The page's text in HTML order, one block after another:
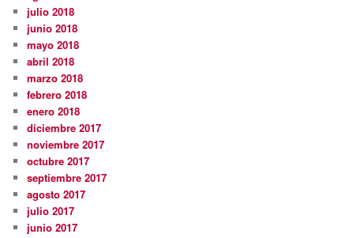
julio 2018
junio 2018
mayo 2018
abril 2018
marzo 2018
febrero 2018
enero 2018
diciembre 2017
noviembre 2017
octubre 2017
septiembre 2017
agosto 2017
julio 2017
junio 2017